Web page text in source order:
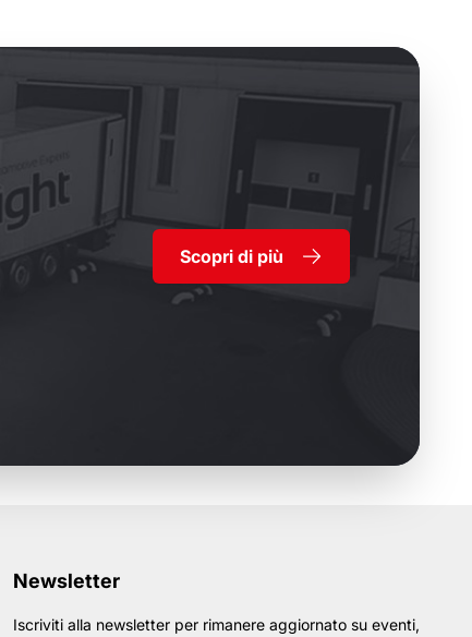
Scopri di più
Newsletter
Iscriviti alla newsletter per rimanere aggiornato su eventi,